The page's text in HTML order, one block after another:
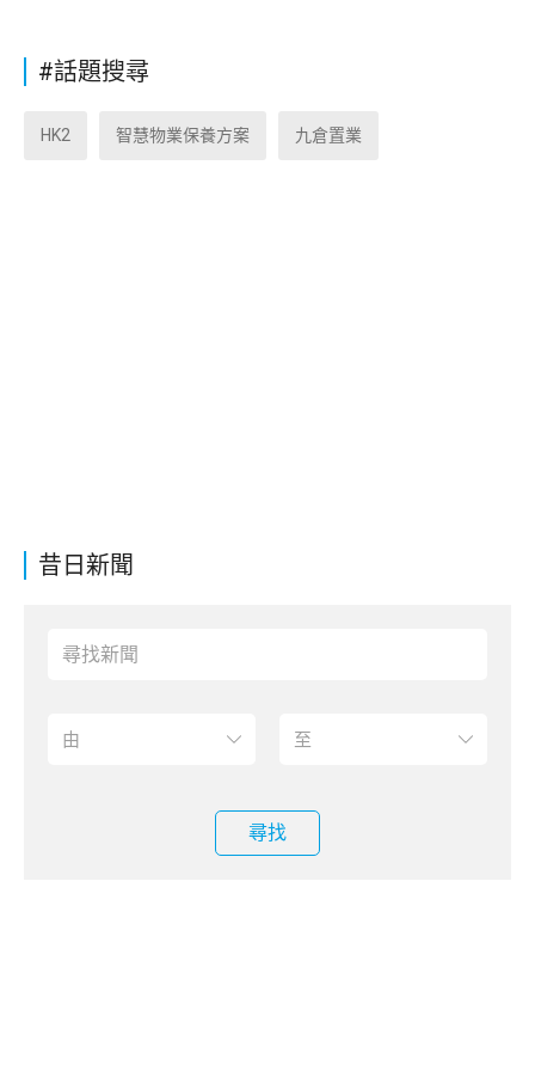
昔日新聞
尋找
#話題搜尋
HK2 智慧物業保養方案 九倉置業